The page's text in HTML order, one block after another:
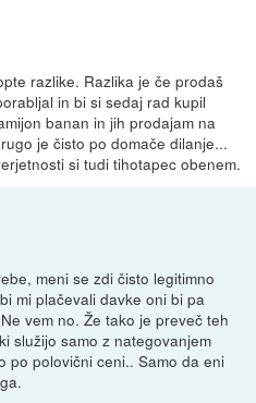
razlike. Razlika je če prodaš
in bi si sedaj rad kupil
banan in jih prodajam na
je čisto po domače dilanje...
si tudi tihotapec obenem.
meni se zdi čisto legitimno
mi plačevali davke oni bi pa
vem no. Že tako je preveč teh
služijo samo z nategovanjem
po polovični ceni.. Samo da eni